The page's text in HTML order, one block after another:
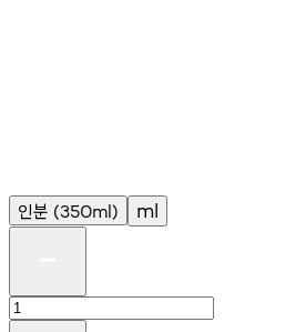
인분 (350ml) ml